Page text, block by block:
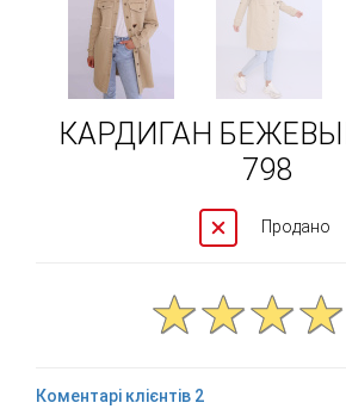
КАРДИГАН
798
Продано
Коментарі клієнтів 2